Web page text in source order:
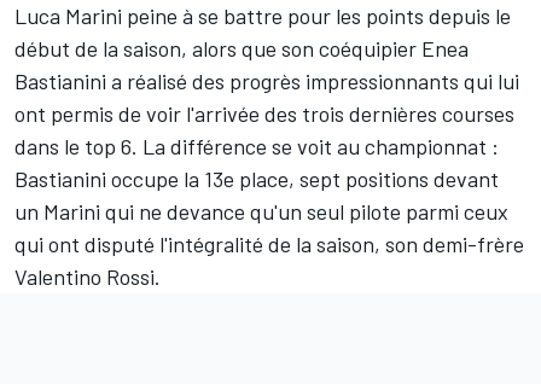
Luca Marini peine à se battre pour les points depuis le
début de la saison, alors que son coéquipier Enea
Bastianini a réalisé des progrès impressionnants qui lui
ont permis de voir l'arrivée des trois dernières courses
dans le top 6. La différence se voit au championnat :
Bastianini occupe la 13e place, sept positions devant
un Marini qui ne devance qu'un seul pilote parmi ceux
qui ont disputé l'intégralité de la saison, son demi-frère
Valentino Rossi.